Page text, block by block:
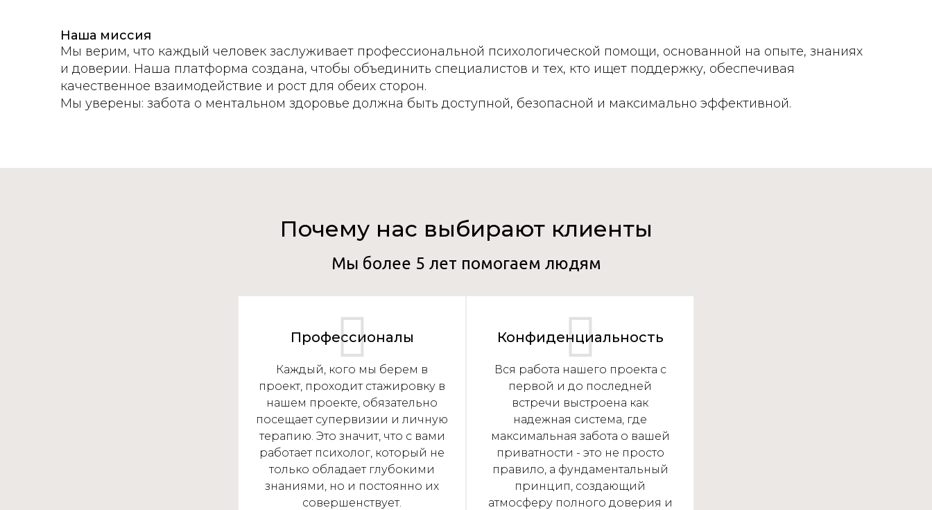
Наша миссия
Мы верим, что каждый человек заслуживает профессиональной психологической помощи, основанной на опыте, знаниях
и доверии. Наша платформа создана, чтобы объединить специалистов и тех, кто ищет поддержку, обеспечивая
качественное взаимодействие и рост для обеих сторон.
Мы уверены: забота о ментальном здоровье должна быть доступной, безопасной и максимально эффективной.
Почему нас выбирают клиенты
Мы более 5 лет помогаем людям
Профессионалы
Каждый, кого мы берем в
проект, проходит стажировку в
нашем проекте, обязательно
посещает супервизии и личную
терапию. Это значит, что с вами
работает психолог, который не
только обладает глубокими
знаниями, но и постоянно их
совершенствует.
Конфиденциальность
Вся работа нашего проекта с
первой и до последней
встречи выстроена как
надежная система, где
максимальная забота о вашей
приватности - это не просто
правило, а фундаментальный
принцип, создающий
атмосферу полного доверия и